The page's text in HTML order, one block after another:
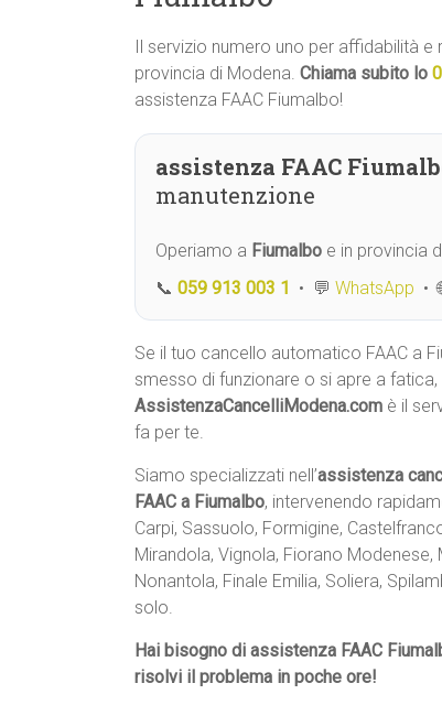
Il servizio numero uno per affidabilità
provincia di Modena. Chiama subito lo
assistenza FAAC Fiumalbo!
assistenza FAAC
manutenzione
Operiamo a Fiumalbo e in provincia
📞 059 913 003 1 • 💬 WhatsApp •
Se il tuo cancello automatico FAAC a
smesso di funzionare o si apre a fatica,
AssistenzaCancelliModena.com è il
fa per te.
Siamo specializzati nell’assistenza
FAAC a Fiumalbo, intervenendo
Carpi, Sassuolo, Formigine,
Mirandola, Vignola, Fiorano Modenese,
Nonantola, Finale Emilia, Soliera,
solo.
Hai bisogno di assistenza FAAC
risolvi il problema in poche ore!